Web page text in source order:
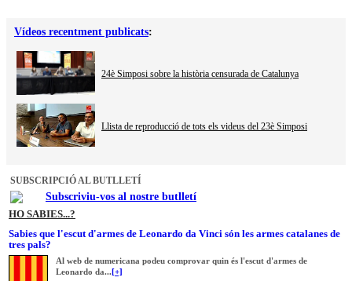
Vídeos recentment publicats:
24è Simposi sobre la història censurada de Catalunya
Llista de reproducció de tots els videus del 23è Simposi
SUBSCRIPCIÓ AL BUTLLETÍ
Subscriviu-vos al nostre butlletí
HO SABIES...?
Sabies que l'escut d'armes de Leonardo da Vinci són les armes catalanes de
tres pals?
Al web de numericana podeu comprovar quin és l'escut d'armes de
Leonardo da...[+]